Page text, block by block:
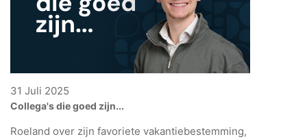
31 Juli 2025
Collega's die goed zijn...
Roeland over zijn favoriete vakantiebestemming,